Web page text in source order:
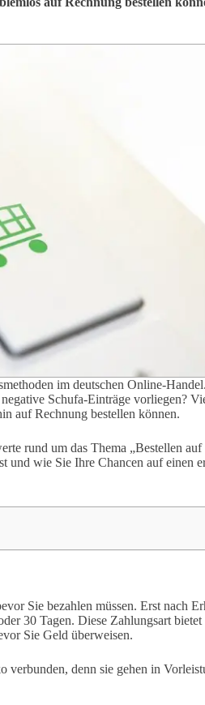
im deutschen Online-
Schufa-Einträge vorliegen?
auf Rechnung bestellen können.
rund um das Thema „Bestellen
und wie Sie Ihre Chancen auf einen
Sie bezahlen müssen. Erst nach
30 Tagen. Diese Zahlungsart
Sie Geld überweisen.
denn sie gehen in